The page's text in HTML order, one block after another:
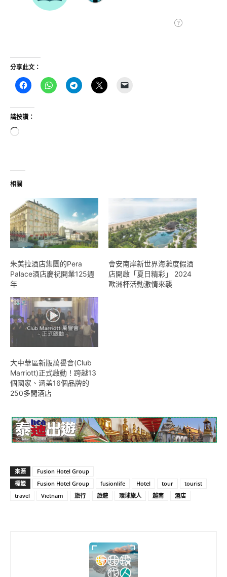
分享此文：
請按讚：
正
入...
相關
朱美拉酒店集團的Pera
Palace酒店慶祝開業125週
年
會安南岸新世界海灘度假酒
店開啟「夏日精彩」 2024
歐洲杯活動激情來襲
大中華區新版萬譽會(Club
Marriott)正式啟動！跨越13
個國家、涵盖16個品牌的
250多間酒店
來源
Fusion Hotel Group
標籤
Fusion Hotel Group fusionlife Hotel tour
tourist
travel
Vietnam 旅行 旅遊 環球旅人 越南 酒店